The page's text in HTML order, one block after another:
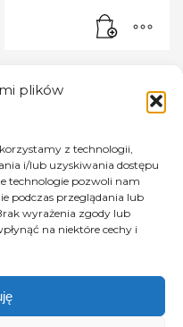
plików
z technologii,
i/lub uzyskiwania dostępu
technologie pozwoli nam
podczas przeglądania lub
wyrażenia zgody lub
na niektóre cechy i